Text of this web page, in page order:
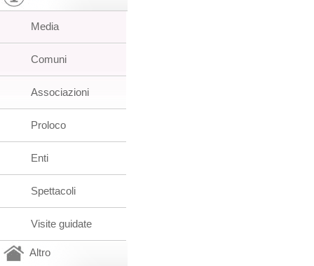
Media
Comuni
Associazioni
Proloco
Enti
Spettacoli
Visite guidate
Altro